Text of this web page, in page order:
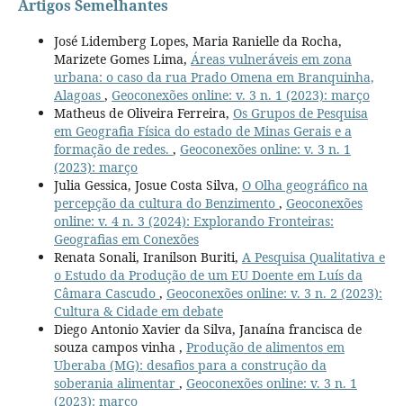
Artigos Semelhantes
José Lidemberg Lopes, Maria Ranielle da Rocha,
Marizete Gomes Lima, Áreas vulneráveis em zona
urbana: o caso da rua Prado Omena em Branquinha,
Alagoas , Geoconexões online: v. 3 n. 1 (2023): março
Matheus de Oliveira Ferreira, Os Grupos de Pesquisa
em Geografia Física do estado de Minas Gerais e a
formação de redes. , Geoconexões online: v. 3 n. 1
(2023): março
Julia Gessica, Josue Costa Silva, O Olha geográfico na
percepção da cultura do Benzimento , Geoconexões
online: v. 4 n. 3 (2024): Explorando Fronteiras:
Geografias em Conexões
Renata Sonali, Iranilson Buriti, A Pesquisa Qualitativa e
o Estudo da Produção de um EU Doente em Luís da
Câmara Cascudo , Geoconexões online: v. 3 n. 2 (2023):
Cultura & Cidade em debate
Diego Antonio Xavier da Silva, Janaína francisca de
souza campos vinha , Produção de alimentos em
Uberaba (MG): desafios para a construção da
soberania alimentar , Geoconexões online: v. 3 n. 1
(2023): março